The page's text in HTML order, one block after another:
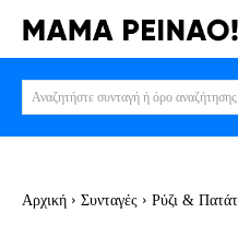
Αναζητήστε συνταγή ή όρο αναζήτησης
Αρχική Συνταγές Ρύζι &